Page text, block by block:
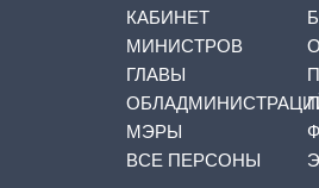
КАБИНЕТ
МИНИСТРОВ
ГЛАВЫ
МЭРЫ
ВСЕ ПЕРСОНЫ